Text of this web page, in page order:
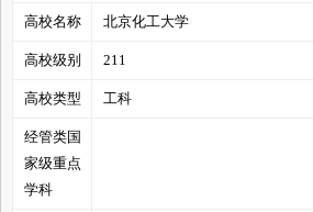
高校名称 北京化工大学
高校级别 211
高校类型 工科
经管类国
家级重点
学科